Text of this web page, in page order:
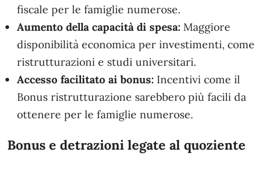
fiscale per le famiglie numerose.
Aumento della capacità di spesa: Maggiore
disponibilità economica per investimenti, come
ristrutturazioni e studi universitari.
Accesso facilitato ai bonus: Incentivi come il
Bonus ristrutturazione sarebbero più facili da
ottenere per le famiglie numerose.
Bonus e detrazioni legate al quoziente